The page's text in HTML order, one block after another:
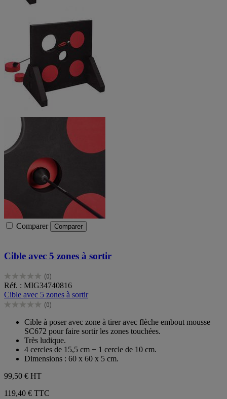
Comparer Comparer
Cible avec 5 zones à sortir
(0)
0.0
sur
5
étoiles.
Réf. : MIG34740816
Cible avec 5 zones à sortir
(0)
0.0
étoiles.
Cible à poser avec zone à tirer avec flèche embout mousse
SC672 pour faire sortir les zones touchées.
Très ludique.
4 cercles de 15,5 cm + 1 cercle de 10 cm.
Dimensions : 60 x 60 x 5 cm.
99,50 € HT
119,40 € TTC